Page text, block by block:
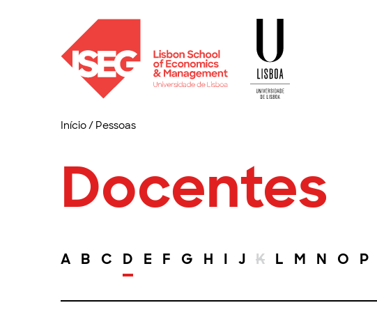
Início/ Pessoas
Docentes
A B C D E F G H I J K L M N O P